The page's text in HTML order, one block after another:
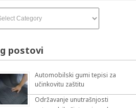
postovi
Automobilski gumi tepisi za
učinkovitu zaštitu
Održavanje unutrašnjosti